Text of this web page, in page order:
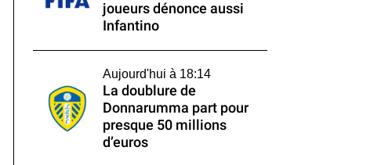
joueurs dénonce aussi
Infantino
Aujourd'hui à 18:14
La doublure de
Donnarumma part pour
presque 50 millions
d’euros